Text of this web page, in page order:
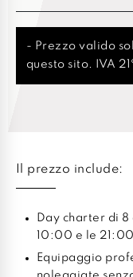
- Prezzo valido
questo sito. IVA
Il prezzo include:
Day charter di
10:00 e le 21:00
Equipaggio